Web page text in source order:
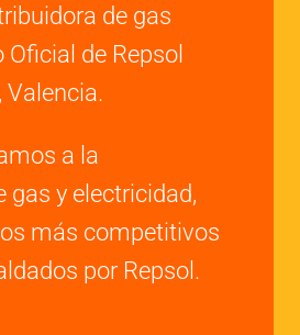
de gas
de Repsol
Valencia.
a la
gas y electricidad,
más competitivos
por Repsol.